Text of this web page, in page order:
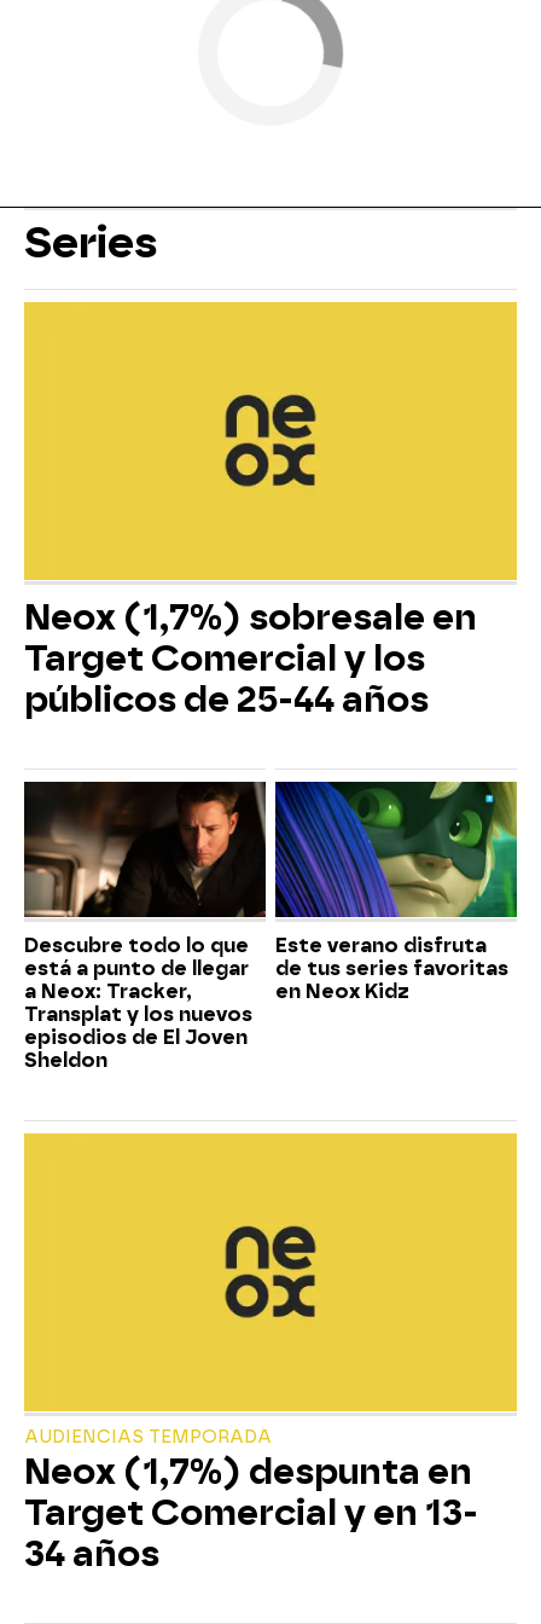
Series
Neox (1,7%) sobresale en
Target Comercial y los
públicos de 25-44 años
Descubre todo lo que
está a punto de llegar
a Neox: Tracker,
Transplat y los nuevos
episodios de El Joven
Sheldon
Este verano disfruta
de tus series favoritas
en Neox Kidz
AUDIENCIAS TEMPORADA
Neox (1,7%) despunta en
Target Comercial y en 13-
34 años